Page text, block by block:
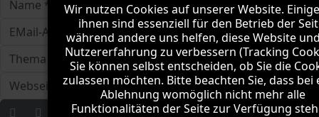
Wir nutzen Cookies auf unserer Website.
ihnen sind essenziell für den Betrieb der
während andere uns helfen, diese Website
Nutzererfahrung zu verbessern (Tracking
Sie können selbst entscheiden, ob Sie die
zulassen möchten. Bitte beachten Sie, dass bei
Ablehnung womöglich nicht mehr alle
Funktionalitäten der Seite zur Verfügung